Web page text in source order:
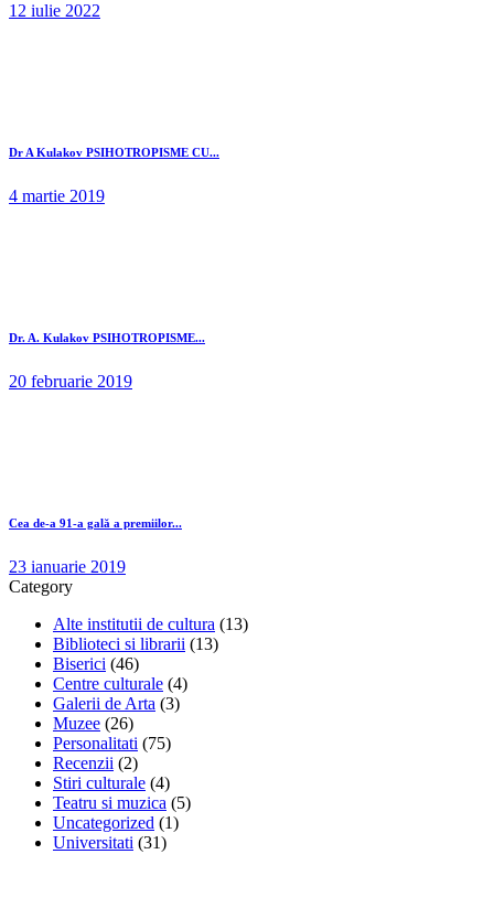
12 iulie 2022
Dr A Kulakov PSIHOTROPISME CU...
4 martie 2019
Dr. A. Kulakov PSIHOTROPISME...
20 februarie 2019
Cea de-a 91-a gală a premiilor...
23 ianuarie 2019
Category
Alte institutii de cultura (13)
Biblioteci si librarii (13)
Biserici (46)
Centre culturale (4)
Galerii de Arta (3)
Muzee (26)
Personalitati (75)
Recenzii (2)
Stiri culturale (4)
Teatru si muzica (5)
Uncategorized (1)
Universitati (31)